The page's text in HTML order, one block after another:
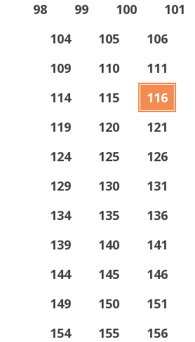
98
99 100 101
104
105 106
109
110 111
114
115 116
119
120 121
124
125 126
129
130 131
134
135 136
139
140 141
144
145 146
149
150 151
154
155 156